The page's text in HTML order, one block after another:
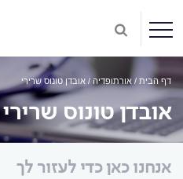
דף הבית אורתופדיה אובדן טונוס שרירי
אובדן טונוס שרירי
אנחנו כאן כדי לעזור לך